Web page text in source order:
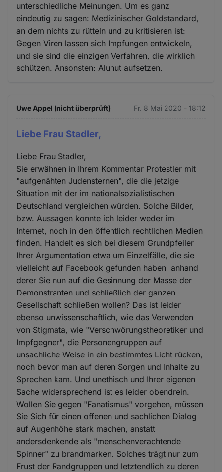
unterschiedliche Meinungen. Um es ganz
eindeutig zu sagen: Medizinischer Goldstandard,
an dem nichts zu rütteln und zu kritisieren ist:
Gegen Viren lassen sich Impfungen entwickeln,
und sie sind die einzigen Verfahren, die wirklich
schützen. Ansonsten: Aluhut aufsetzen.
Uwe Appel (nicht überprüft) Fr. 8 Mai 2020 - 18:12
Liebe Frau Stadler,
Liebe Frau Stadler,
Sie erwähnen in Ihrem Kommentar Protestler mit
"aufgenähten Judensternen", die die jetzige
Situation mit der im nationalsozialistischen
Deutschland vergleichen würden. Solche Bilder,
bzw. Aussagen konnte ich leider weder im
Internet, noch in den öffentlich rechtlichen Medien
finden. Handelt es sich bei diesem Grundpfeiler
Ihrer Argumentation etwa um Einzelfälle, die sie
vielleicht auf Facebook gefunden haben, anhand
derer Sie nun auf die Gesinnung der Masse der
Demonstranten und schließlich der ganzen
Gesellschaft schließen wollen? Das ist leider
ebenso unwissenschaftlich, wie das Verwenden
von Stigmata, wie "Verschwörungstheoretiker und
Impfgegner", die Personengruppen auf
unsachliche Weise in ein bestimmtes Licht rücken,
noch bevor man auf deren Sorgen und Inhalte zu
Sprechen kam. Und unethisch und Ihrer eigenen
Sache widersprechend ist es leider obendrein.
Wollen Sie gegen "Fanatismus" vorgehen, müssen
Sie Sich für einen offenen und sachlichen Dialog
auf Augenhöhe stark machen, anstatt
andersdenkende als "menschenverachtende
Spinner" zu brandmarken. Solches trägt nur zum
Frust der Randgruppen und letztendlich zu deren